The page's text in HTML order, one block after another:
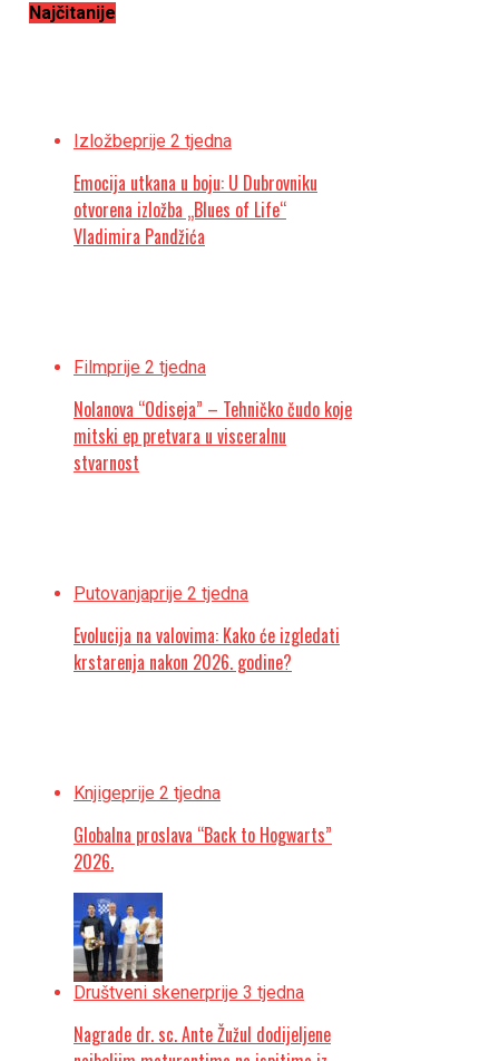
Najčitanije
Izložbeprije 2 tjedna
Emocija utkana u boju: U Dubrovniku
otvorena izložba „Blues of Life“
Vladimira Pandžića
Filmprije 2 tjedna
Nolanova “Odiseja” – Tehničko čudo koje
mitski ep pretvara u visceralnu
stvarnost
Putovanjaprije 2 tjedna
Evolucija na valovima: Kako će izgledati
krstarenja nakon 2026. godine?
Knjigeprije 2 tjedna
Globalna proslava “Back to Hogwarts”
2026.
Društveni skenerprije 3 tjedna
Nagrade dr. sc. Ante Žužul dodijeljene